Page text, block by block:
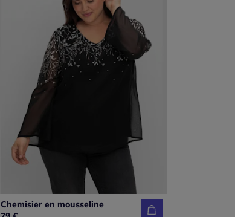
Chemisier en mousseline